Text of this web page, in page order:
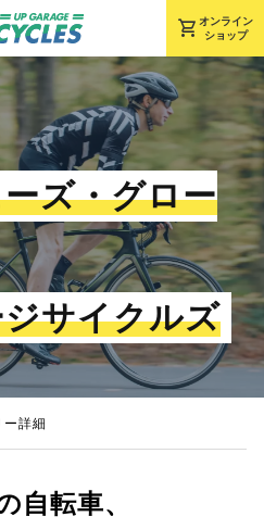
shopping_cart オンライン
ショップ
ズ・グロー
サイクルズ
詳細
自転車、